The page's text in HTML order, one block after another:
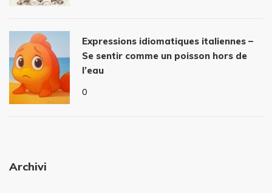
Expressions idiomatiques italiennes –
Se sentir comme un poisson hors de
l’eau
0
Archivi